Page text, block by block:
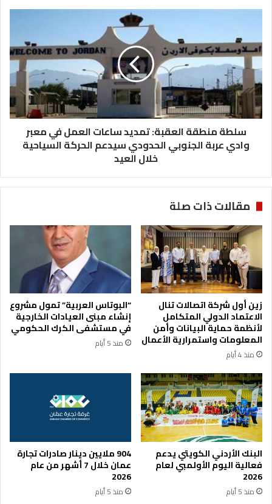
ن
ط
ا
ل
و
ن
ب
ع
ن
ا
د
ج
ا
ت
م
ل
ع
ب
ا
ل
م
ج
م
ع
ا
ل
ر
ط
ة
م
ن
ط
ق
ة
ب
:
م
د
ا
ع
ا
ت
ا
ل
ع
م
ل
ف
ي
م
ع
ب
ر
و
سلطة منطقة العقبة: تمديد ساعات العمل في معبر
وادي عربة الجنوبي الحدودي سيدعم الحركة السياحية
خلال العيد
مقالات ذات صلة
زين أول شركة اتصالات تنال
الاعتماد الدولي المتكامل
لأنظمة حماية البيانات وأمن
المعلومات واستمرارية الأعمال
منذ 4 أيام
“البوتاس العربية” تمول مشروع
إنشاء مبنى العيادات الخارجية
في مستشفى الكرك الحكومي
منذ 5 أيام
البنك الأردني الكويتي يدعم
فعالية اليوم الأولمبي لعام
2026
منذ 5 أيام
904 ملايين دينار صادرات تجارة
عمان خلال 7 أشهر من عام
2026
منذ 5 أيام